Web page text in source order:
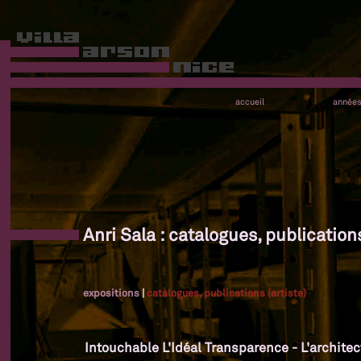
accueil années
Anri Sala : catalogues,
expositions|catalogues, publications (artiste)
Intouchable L'Idéal Transparence -